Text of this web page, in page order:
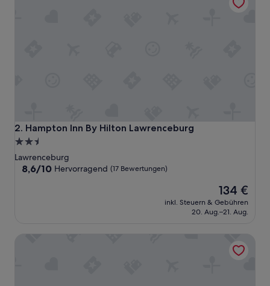
2. Hampton Inn By Hilton Lawrenceburg
Hampton Inn By Hilton Lawrenceburg
2.5-
Sterne-
Unterkunft
Lawrenceburg
8.6
8,6/10 Hervorragend (17 Bewertungen)
Der
Preis
beträgt
134 €
inkl. Steuern & Gebühren
20. Aug.–21. Aug.